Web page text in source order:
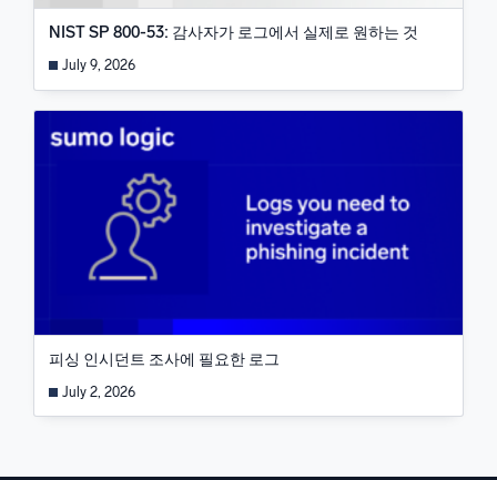
NIST SP 800-53: 감사자가 로그에서 실제로 원하는 것
July 9, 2026
피싱 인시던트 조사에 필요한 로그
July 2, 2026